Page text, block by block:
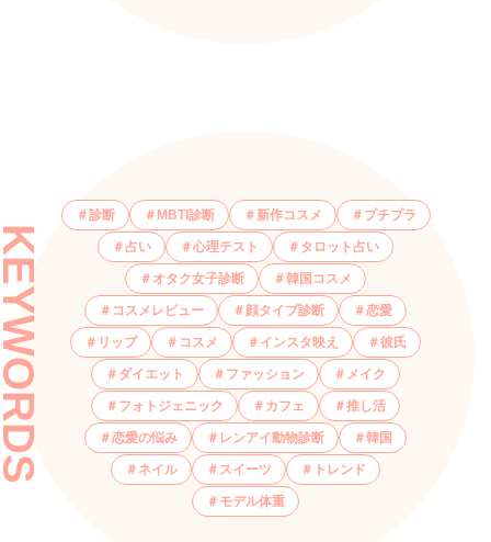
診断 MBTI診断 新作コスメ プチプラ
占い 心理テスト タロット占い
オタク女子診断 韓国コスメ
コスメレビュー 顔タイプ診断 恋愛
リップ コスメ インスタ映え 彼氏
ダイエット ファッション メイク
フォトジェニック カフェ 推し活
恋愛の悩み レンアイ動物診断 韓国
ネイル スイーツ トレンド
モデル体重